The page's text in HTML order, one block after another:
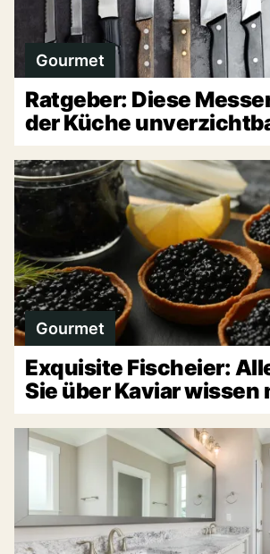
Gourmet
Ratgeber: Diese
der Küche
Gourmet
Exquisite Fischeier:
Sie über Kaviar wissen